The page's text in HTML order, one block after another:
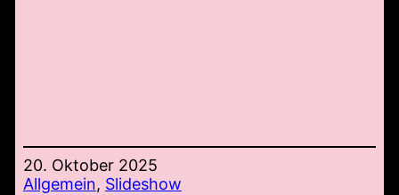
20. Oktober 2025
Allgemein, Slideshow